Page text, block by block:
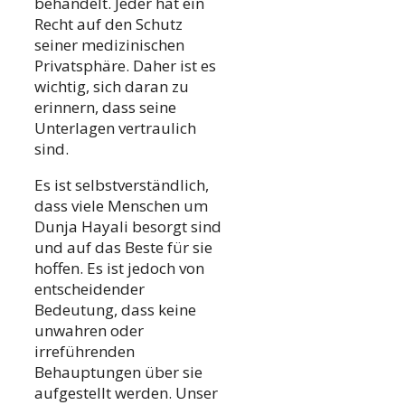
Recht auf den Schutz
seiner medizinischen
Privatsphäre. Daher ist es
wichtig, sich daran zu
erinnern, dass seine
Unterlagen vertraulich
sind.
Es ist selbstverständlich,
dass viele Menschen um
Dunja Hayali besorgt sind
und auf das Beste für sie
hoffen. Es ist jedoch von
entscheidender
Bedeutung, dass keine
unwahren oder
irreführenden
Behauptungen über sie
aufgestellt werden. Unser